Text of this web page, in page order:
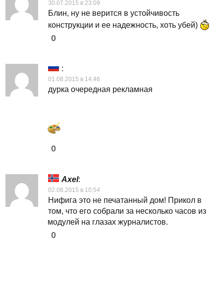
30.07.2015 в 23:09
Блин, ну не верится в устойчивость
конструкции и ее надежность, хоть убей)
0
:
01.08.2015 в 14:46
дурка очередная рекламная
0
Axel:
02.08.2015 в 10:54
Нифига это не печатанный дом! Прикол в
том, что его собрали за несколько часов из
модулей на глазах журналистов.
0